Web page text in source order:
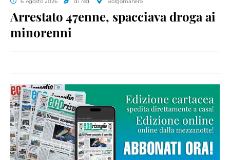
Arrestato 47enne, spacciava droga ai
minorenni